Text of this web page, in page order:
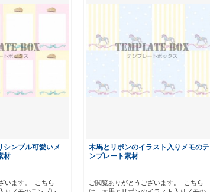
シンプル可愛いメ
材
います。 こちら
木馬とリボンのイラスト入りメモのテ
ンプレート素材
ご閲覧ありがとうございます。 こちら